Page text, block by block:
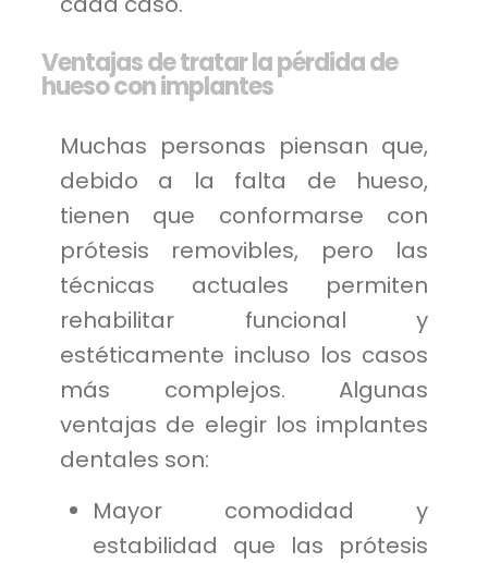
Ventajas de tratar la pérdida de
hueso con implantes
Muchas personas piensan que,
debido a la falta de hueso,
tienen que conformarse con
prótesis removibles, pero las
técnicas actuales permiten
rehabilitar funcional y
estéticamente incluso los casos
más complejos. Algunas
ventajas de elegir los implantes
dentales son:
Mayor comodidad y
estabilidad que las prótesis